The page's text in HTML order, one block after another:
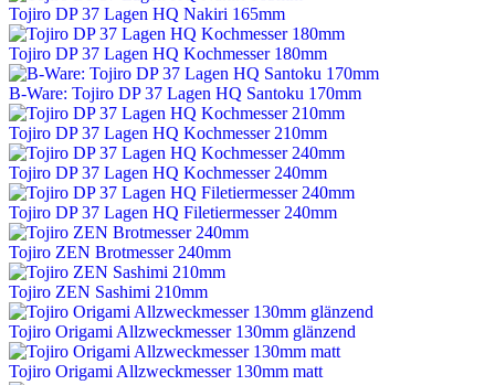
Tojiro DP 37 Lagen HQ Nakiri 165mm
Tojiro DP 37 Lagen HQ Kochmesser 180mm
B-Ware: Tojiro DP 37 Lagen HQ Santoku 170mm
Tojiro DP 37 Lagen HQ Kochmesser 210mm
Tojiro DP 37 Lagen HQ Kochmesser 240mm
Tojiro DP 37 Lagen HQ Filetiermesser 240mm
Tojiro ZEN Brotmesser 240mm
Tojiro ZEN Sashimi 210mm
Tojiro Origami Allzweckmesser 130mm glänzend
Tojiro Origami Allzweckmesser 130mm matt